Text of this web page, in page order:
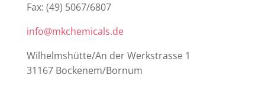
Fax: (49) 5067/6807
info@mkchemicals.de
Wilhelmshütte/An der Werkstrasse 1
31167 Bockenem/Bornum